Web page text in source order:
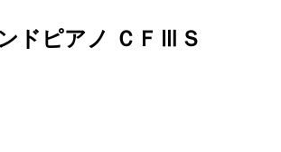
ドピアノ ＣＦⅢＳ